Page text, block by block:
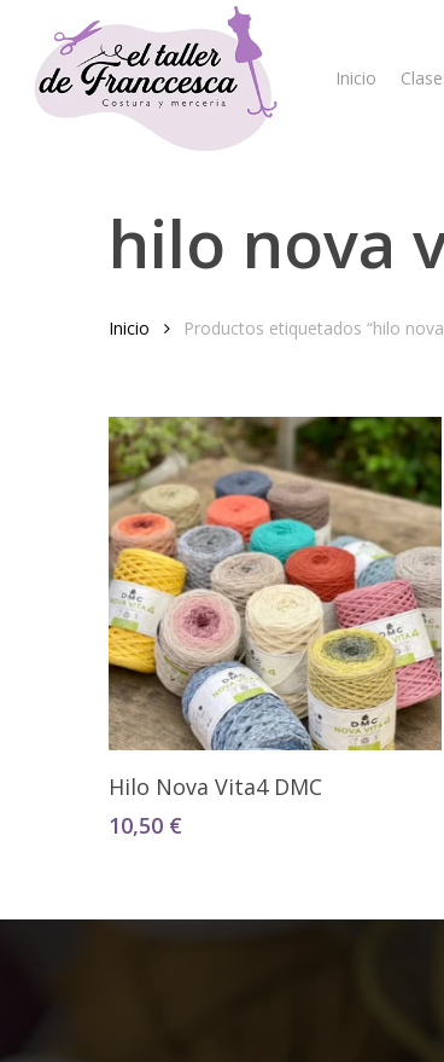
main
content
Inicio
hilo nova
Inicio Productos etiquetados “hilo
Seleccionar Opciones
Hilo Nova Vita4 DMC
10,50 €